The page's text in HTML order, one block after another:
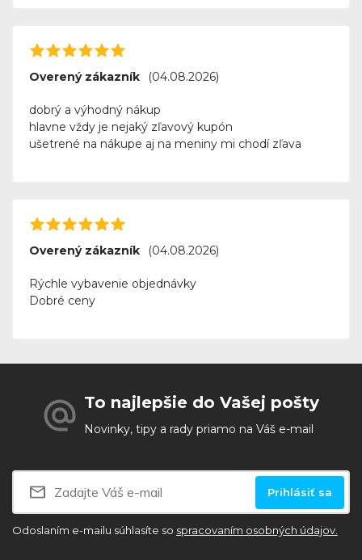
Overený zákazník (04.08.2026)
dobrý a výhodný nákup
hlavne vždy je nejaký zľavový kupón
ušetrené na nákupe aj na meniny mi chodí zľava
Overený zákazník (04.08.2026)
Rýchle vybavenie objednávky
Dobré ceny
To najlepšie do Vašej pošty
Novinky, tipy a rady priamo na Váš e-mail
Prihlásiť sa
Odoslaním e-mailu súhlasíte so spracovaním osobných údajov.